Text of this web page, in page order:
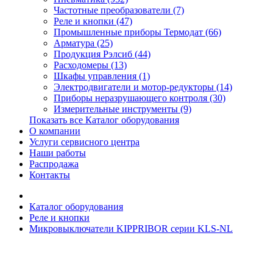
Частотные преобразователи (7)
Реле и кнопки (47)
Промышленные приборы Термодат (66)
Арматура (25)
Продукция Рэлсиб (44)
Расходомеры (13)
Шкафы управления (1)
Электродвигатели и мотор-редукторы (14)
Приборы неразрушающего контроля (30)
Измерительные инструменты (9)
Показать все Каталог оборудования
О компании
Услуги сервисного центра
Наши работы
Распродажа
Контакты
Каталог оборудования
Реле и кнопки
Микровыключатели KIPPRIBOR серии KLS-NL